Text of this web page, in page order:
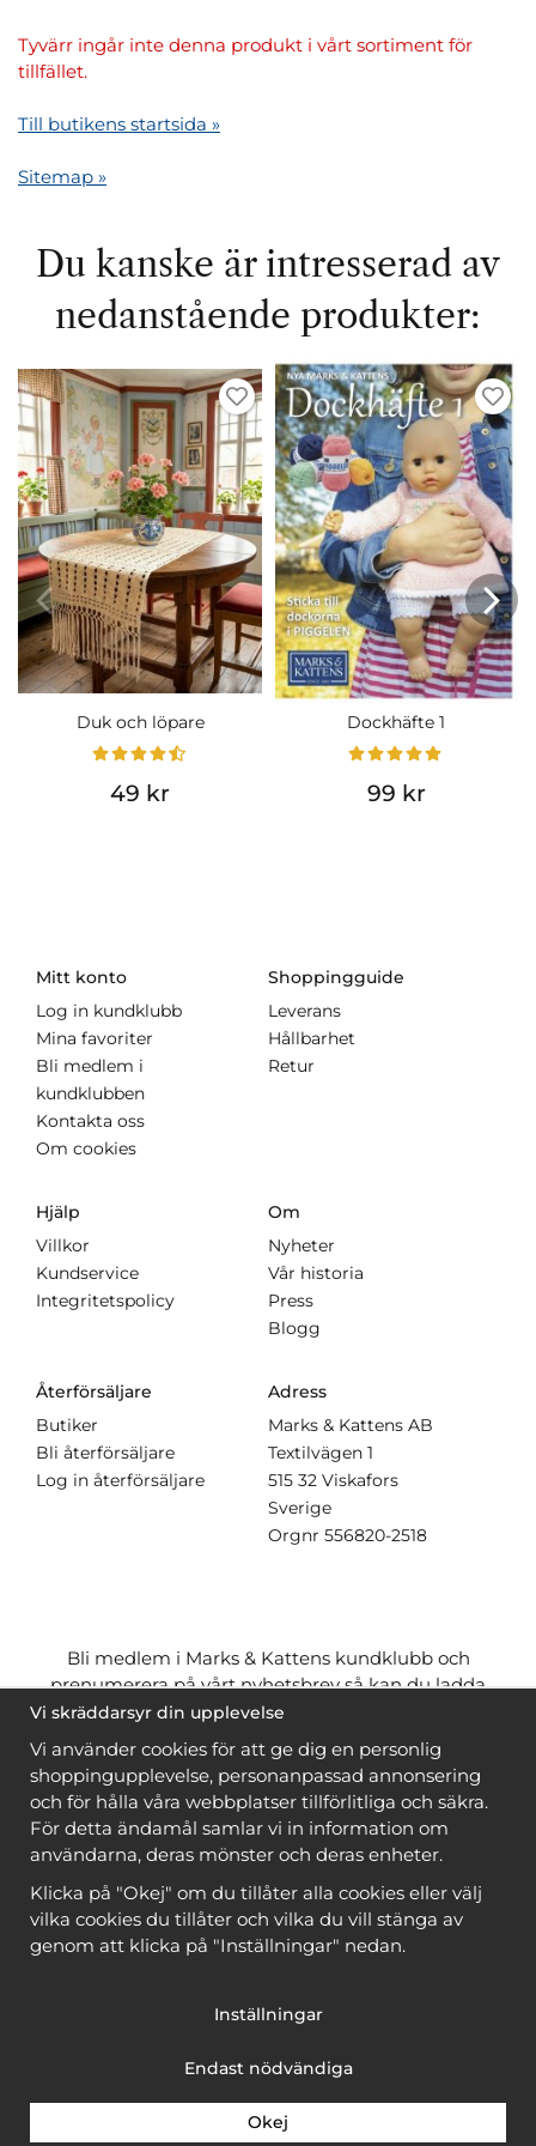
Tyvärr ingår inte denna produkt i vårt sortiment för
tillfället.
Till butikens startsida »
Sitemap »
Du kanske är intresserad av
nedanstående produkter:
Duk och löpare
49 kr
Dockhäfte 1
99 kr
Mitt konto
Log in kundklubb
Mina favoriter
Bli medlem i
kundklubben
Kontakta oss
Om cookies
Shoppingguide
Leverans
Hållbarhet
Retur
Hjälp
Villkor
Kundservice
Integritetspolicy
Om
Nyheter
Vår historia
Press
Blogg
Återförsäljare
Butiker
Bli återförsäljare
Log in återförsäljare
Adress
Marks & Kattens AB
Textilvägen 1
515 32 Viskafors
Sverige
Orgnr 556820-2518
Bli medlem i Marks & Kattens kundklubb och
prenumerera på vårt nyhetsbrev så kan du ladda
ner många mönstergratisoch få många
när du handlar garn till mönstret. Du ser vilka som
ärgratis när du ärinloggad.
Bli medlem
Copyright © 2026, Marks & Kattens AB
Vi skräddarsyr din upplevelse
Vi använder cookies för att ge dig en personlig
shoppingupplevelse, personanpassad annonsering
och för hålla våra webbplatser tillförlitliga och säkra.
För detta ändamål samlar vi in information om
användarna, deras mönster och deras enheter.
Klicka på "Okej" om du tillåter alla cookies eller välj
vilka cookies du tillåter och vilka du vill stänga av
genom att klicka på "Inställningar" nedan.
Inställningar
Endast nödvändiga
Okej